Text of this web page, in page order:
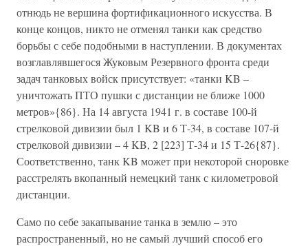
отнюдь не вершина фортификационного искусства. В
конце концов, никто не отменял танки как средство
борьбы с себе подобными в наступлении. В документах
возглавлявшегося Жуковым Резервного фронта среди
задач танковых войск присутствует: «танки KB –
уничтожать ПТО пушки с дистанции не ближе 1000
метров»{86}. На 14 августа 1941 г. в составе 100-й
стрелковой дивизии был 1 KB и 6 Т-34, в составе 107-й
стрелковой дивизии – 4 KB, 2 [223] Т-34 и 15 Т-26{87}.
Соответственно, танк KB может при некоторой сноровке
расстрелять вкопанный немецкий танк с километровой
дистанции.
Само по себе закапывание танка в землю – это
распространенный, но не самый лучший способ его